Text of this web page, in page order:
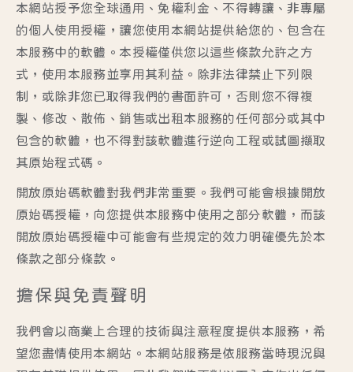
本網站授予您全球通用、免權利金、不得轉讓、非專屬
的個人使用授權，讓您使用本網站提供給您的、包含在
本服務中的軟體。本授權僅供您以這些條款允許之方
式，使用本服務並享用其利益。除非法律禁止下列限
制，或除非您已取得我們的書面許可，否則您不得複
製、修改、散佈、銷售或出租本服務的任何部分或其中
包含的軟體，也不得對該軟體進行逆向工程或試圖擷取
其原始程式碼。
開放原始碼軟體對我們非常重要。我們可能會根據開放
原始碼授權，向您提供本服務中使用之部分軟體，而該
開放原始碼授權中可能會有些規定的效力明確優先於本
條款之部分條款。
擔保與免責聲明
我們會以商業上合理的技術與注意程度提供本服務，希
望您盡情使用本網站。本網站服務是依服務當時現況與